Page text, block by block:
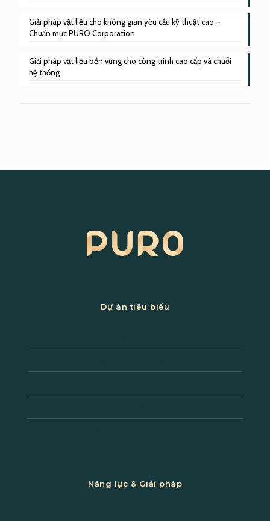
Giải pháp vật liệu cho không gian yêu cầu kỹ thuật cao –
Chuẩn mực PURO Corporation
Giải pháp vật liệu bền vững cho công trình cao cấp và chuỗi
hệ thống
Dự án tiêu biểu
Năng lực & Giải pháp